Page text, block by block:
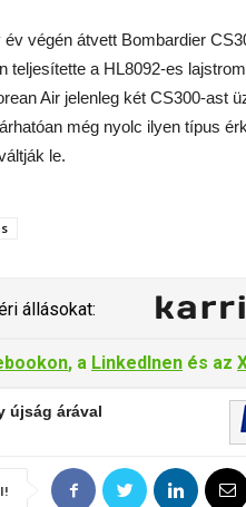
végén átvett Bombardier
teljesítette a HL8092-es
Air jelenleg két CS300-ast
még nyolc ilyen típus
le.
állásokat:
, a LinkedInen és az
újság árával